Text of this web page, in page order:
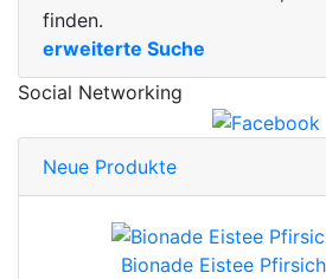
finden.
erweiterte Suche
Social Networking
Neue Produkte
Bionade Eistee